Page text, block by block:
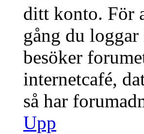
ditt konto. För
gång du
besöker
internetcafé,
så har
Upp